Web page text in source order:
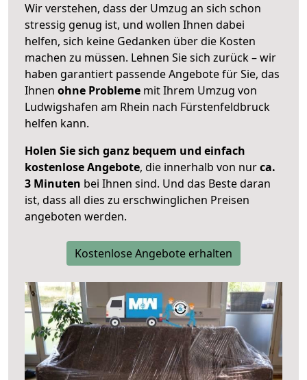
Wir verstehen, dass der Umzug an sich schon
stressig genug ist, und wollen Ihnen dabei
helfen, sich keine Gedanken über die Kosten
machen zu müssen. Lehnen Sie sich zurück – wir
haben garantiert passende Angebote für Sie, das
Ihnen ohne Probleme mit Ihrem Umzug von
Ludwigshafen am Rhein nach Fürstenfeldbruck
helfen kann.
Holen Sie sich ganz bequem und einfach
kostenlose Angebote, die innerhalb von nurca.
3 Minuten bei Ihnen sind. Und das Beste daran
ist, dass all dies zu erschwinglichen Preisen
angeboten werden.
Kostenlose Angebote erhalten